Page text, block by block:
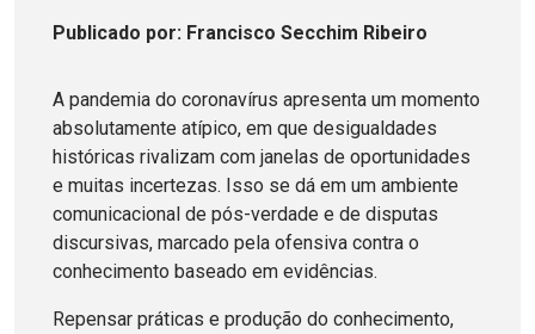
Publicado por: Francisco Secchim Ribeiro
A pandemia do coronavírus apresenta um momento
absolutamente atípico, em que desigualdades
históricas rivalizam com janelas de oportunidades
e muitas incertezas. Isso se dá em um ambiente
comunicacional de pós-verdade e de disputas
discursivas, marcado pela ofensiva contra o
conhecimento baseado em evidências.
Repensar práticas e produção do conhecimento,